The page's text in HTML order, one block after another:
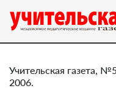
Учительская газета,
2006.